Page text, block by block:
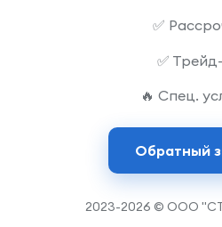
✅
✅
🔥 Спец.
Обратный
2023-2026 © ООО